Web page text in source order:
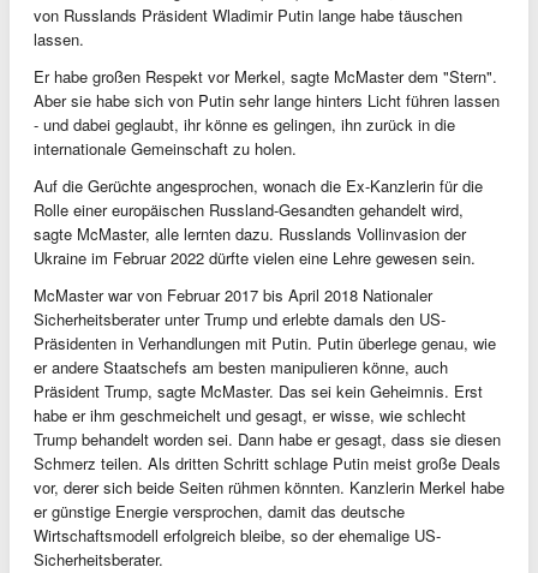
von Russlands Präsident Wladimir Putin lange habe täuschen
lassen.
Er habe großen Respekt vor Merkel, sagte McMaster dem "Stern".
Aber sie habe sich von Putin sehr lange hinters Licht führen lassen
- und dabei geglaubt, ihr könne es gelingen, ihn zurück in die
internationale Gemeinschaft zu holen.
Auf die Gerüchte angesprochen, wonach die Ex-Kanzlerin für die
Rolle einer europäischen Russland-Gesandten gehandelt wird,
sagte McMaster, alle lernten dazu. Russlands Vollinvasion der
Ukraine im Februar 2022 dürfte vielen eine Lehre gewesen sein.
McMaster war von Februar 2017 bis April 2018 Nationaler
Sicherheitsberater unter Trump und erlebte damals den US-
Präsidenten in Verhandlungen mit Putin. Putin überlege genau, wie
er andere Staatschefs am besten manipulieren könne, auch
Präsident Trump, sagte McMaster. Das sei kein Geheimnis. Erst
habe er ihm geschmeichelt und gesagt, er wisse, wie schlecht
Trump behandelt worden sei. Dann habe er gesagt, dass sie diesen
Schmerz teilen. Als dritten Schritt schlage Putin meist große Deals
vor, derer sich beide Seiten rühmen könnten. Kanzlerin Merkel habe
er günstige Energie versprochen, damit das deutsche
Wirtschaftsmodell erfolgreich bleibe, so der ehemalige US-
Sicherheitsberater.